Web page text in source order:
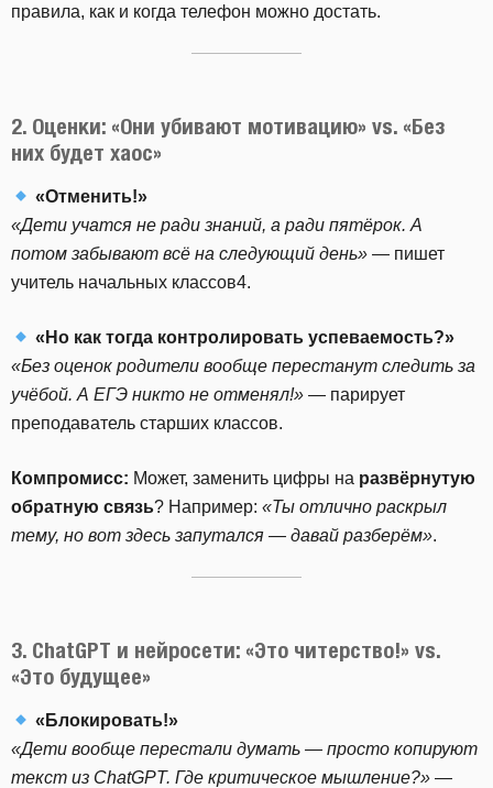
правила, как и когда телефон можно достать.
2. Оценки: «Они убивают мотивацию» vs. «Без
них будет хаос»
«Отменить!»
«Дети учатся не ради знаний, а ради пятёрок. А
потом забывают всё на следующий день» — пишет
учитель начальных классов4.
«Но как тогда контролировать успеваемость?»
«Без оценок родители вообще перестанут следить за
учёбой. А ЕГЭ никто не отменял!» — парирует
преподаватель старших классов.
Компромисс: Может, заменить цифры на развёрнутую
обратную связь? Например: «Ты отлично раскрыл
тему, но вот здесь запутался — давай разберём».
3. ChatGPT и нейросети: «Это читерство!» vs.
«Это будущее»
«Блокировать!»
«Дети вообще перестали думать — просто копируют
текст из ChatGPT. Где критическое мышление?» —